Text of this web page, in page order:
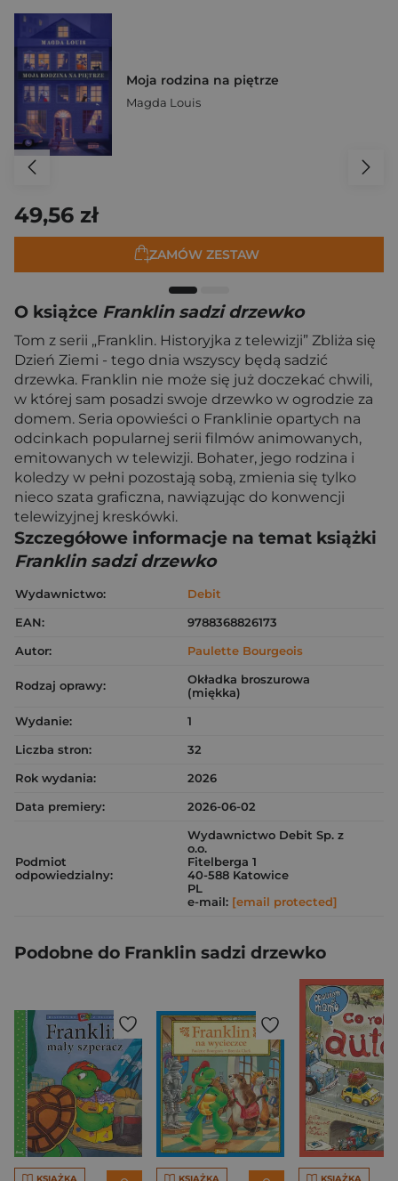
Moja rodzina na piętrze
Magda Louis
49,56 zł
ZAMÓW ZESTAW
O książce Franklin sadzi drzewko
Tom z serii „Franklin. Historyjka z telewizji” Zbliża się
Dzień Ziemi - tego dnia wszyscy będą sadzić
drzewka. Franklin nie może się już doczekać chwili,
w której sam posadzi swoje drzewko w ogrodzie za
domem. Seria opowieści o Franklinie opartych na
odcinkach popularnej serii filmów animowanych,
emitowanych w telewizji. Bohater, jego rodzina i
koledzy w pełni pozostają sobą, zmienia się tylko
nieco szata graficzna, nawiązując do konwencji
telewizyjnej kreskówki.
Szczegółowe informacje na temat książki
Franklin sadzi drzewko
Wydawnictwo:
Debit
EAN:
9788368826173
Autor:
Paulette Bourgeois
Rodzaj oprawy:
Okładka broszurowa
(miękka)
Wydanie:
1
Liczba stron:
32
Rok wydania:
2026
Data premiery:
2026-06-02
Podmiot
odpowiedzialny:
Wydawnictwo Debit Sp. z
o.o.
Fitelberga 1
40-588 Katowice
PL
e-mail: [email protected]
Podobne do Franklin sadzi drzewko
KSIĄŻKA KSIĄŻKA KSIĄŻKA